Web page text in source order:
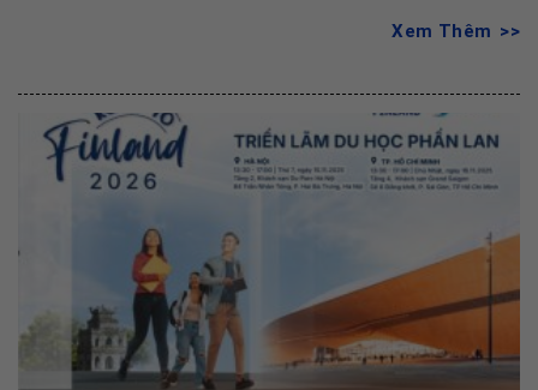
Xem Thêm